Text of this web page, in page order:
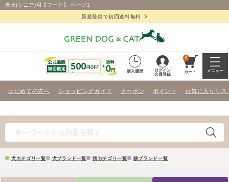
老犬(シニア)用【フード】 ページ1
新規登録で初回送料無料
購入履歴
ログイン
会員登録
0
カート メニュー
はじめての方へ ショッピングガイド クーポン ポイント お気に入りリス
犬カテゴリ一覧 犬ブランド一覧 猫カテゴリ一覧 猫ブランド一覧